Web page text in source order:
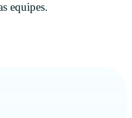
equipes.